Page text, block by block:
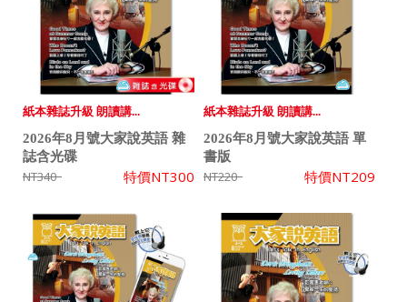
紙本雜誌升級 朗讀講...
2026年8月號大家說英語 雜
誌含光碟
NT340 特價NT300
紙本雜誌升級 朗讀講...
2026年8月號大家說英語 單
書版
NT220 特價NT209